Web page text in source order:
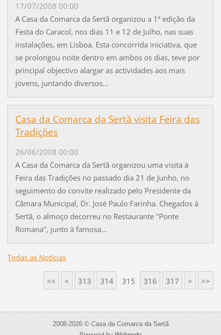
17/07/2008 00:00
A Casa da Comarca da Sertã organizou a 1ª edição da
Festa do Caracol, nos dias 11 e 12 de Julho, nas suas
instalações, em Lisboa. Esta concorrida iniciativa, que
se prolongou noite dentro em ambos os dias, teve por
principal objectivo alargar as actividades aos mais
jovens, juntando diversos...
Casa da Comarca da Sertã visita Feira das
Tradições
26/06/2008 00:00
A Casa da Comarca da Sertã organizou uma visita à
Feira das Tradições no passado dia 21 de Junho, no
seguimento do convite realizado pelo Presidente da
Câmara Municipal, Dr. José Paulo Farinha. Chegados à
Sertã, o almoço decorreu no Restaurante "Ponte
Romana", junto à famosa...
Todas as Notícias
<< < 313 314 315 316 317 > >>
2008-2026 © Casa da Comarca da Sertã